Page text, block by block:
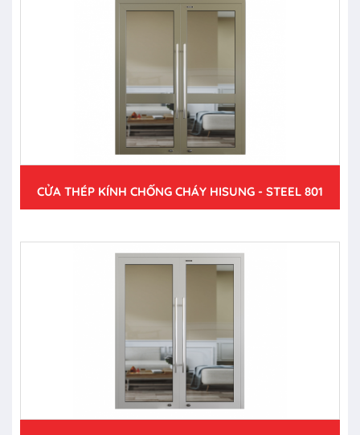
CỬA THÉP KÍNH CHỐNG CHÁY HISUNG - STEEL 801